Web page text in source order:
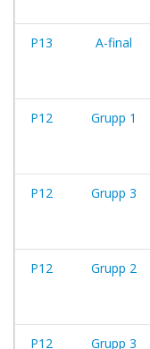
P13 A-final
P12 Grupp 1
P12 Grupp 3
P12 Grupp 2
P12 Grupp 3